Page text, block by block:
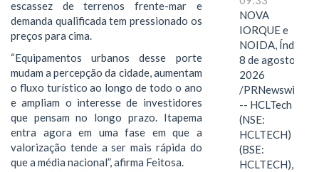
escassez de terrenos frente-mar e
demanda qualificada tem pressionado os
preços para cima.
“Equipamentos urbanos desse porte
mudam a percepção da cidade, aumentam
o fluxo turístico ao longo de todo o ano
e ampliam o interesse de investidores
que pensam no longo prazo. Itapema
entra agora em uma fase em que a
valorização tende a ser mais rápida do
que a média nacional”, afirma Feitosa.
NOVA
IORQUE e
NOIDA, Índia,
8 de agosto de
2026
/PRNewswire/
-- HCLTech
(NSE:
HCLTECH)
(BSE:
HCLTECH),